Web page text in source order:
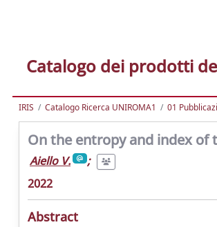
Catalogo dei prodotti
IRIS Catalogo Ricerca UNIROMA1 01
On the entropy and index of
Aiello V.
;
2022
Abstract